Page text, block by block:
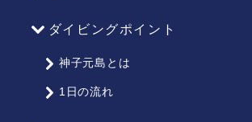
ダイビングポイント
神子元島とは
1日の流れ